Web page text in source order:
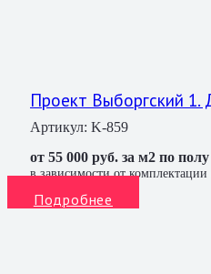
Проект Выборгский 1.
Артикул: K-859
от 55 000 руб. за м2 по
в зависимости от
Подробнее